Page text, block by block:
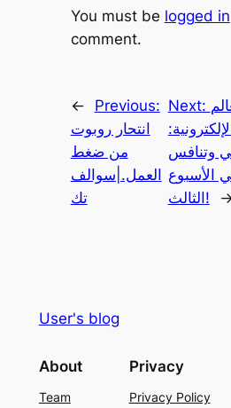
You must be logged in
comment.
←
Previous:
انتحار روبوت
من ضغط
العمل.|سوالف
تك
Next:
وتنافس
الأسبوع
الثالث!
User's blog
About
Team
Privacy
Privacy Policy